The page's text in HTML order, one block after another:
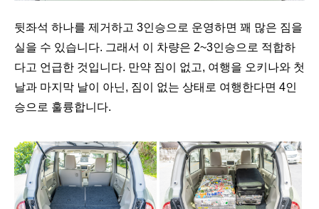
뒷좌석 하나를 제거하고 3인승으로 운영하면 꽤 많은 짐을
실을 수 있습니다. 그래서 이 차량은 2~3인승으로 적합하
다고 언급한 것입니다. 만약 짐이 없고, 여행을 오키나와 첫
날과 마지막 날이 아닌, 짐이 없는 상태로 여행한다면 4인
승으로 훌륭합니다.